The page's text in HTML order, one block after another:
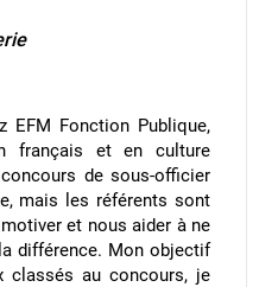
EFM Fonction Publique,
français et en culture
de sous-officier
mais les référents sont
et nous aider à ne
différence. Mon objectif
classés au concours, je